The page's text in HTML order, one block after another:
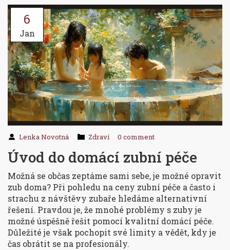
6
Jan
Lenka Novotná Zdraví 0 comment
Úvod do domácí zubní péče
Možná se občas zeptáme sami sebe, je možné opravit
zub doma? Při pohledu na ceny zubní péče a často i
strachu z návštěvy zubaře hledáme alternativní
řešení. Pravdou je, že mnohé problémy s zuby je
možné úspěšně řešit pomocí kvalitní domácí péče.
Důležité je však pochopit své limity a vědět, kdy je
čas obrátit se na profesionály.